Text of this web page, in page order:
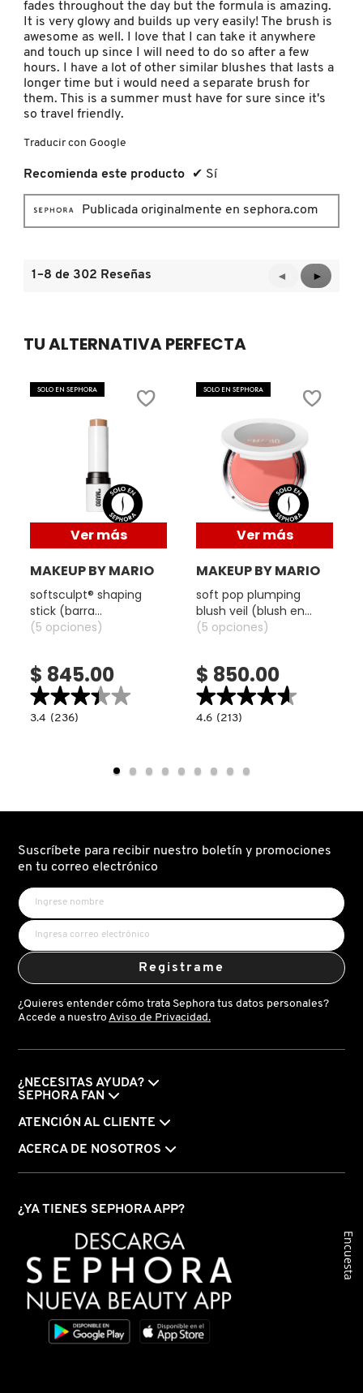
SARELLY
SEPHORA COLLECTION
SEPHORA FAVORITES
THE INKEY LIST
THE ORDINARY
TOCOBO
TOM FORD
TWEEZERMAN
URBAN DECAY
VALENTINO
VERSACE
estrellas.
fades throughout the day but the formula is amazing.
It is very glowy and builds up very easily! The brush is
awesome as well. I love that I can take it anywhere
and touch up since I will need to do so after a few
hours. I have a lot of other similar blushes that lasts a
longer time but i would need a separate brush for
them. This is a summer must have for sure since it's
so travel friendly.
Traducir con Google
Recomienda este producto ✔ Sí
Publicada originalmente en sephora.com
1–8 de 302 Reseñas
Anterior
Reviews
◄
Reviews
►
TU ALTERNATIVA PERFECTA
SOLO EN SEPHORA
Ver más
MAKEUP BY MARIO
softsculpt® shaping
stick (barra
bronceadora y para
(5 opciones)
$ 845.00
★★★★★
★★★★★
3.4
CONTOUR)
3.4 (236)
SOLO EN SEPHORA
Ver más
MAKEUP BY MARIO
soft pop plumping
blush veil (blush en
crema)
(5 opciones)
$ 850.00
★★★★★
★★★★★
4.6
BLUSH
CREMA)
4.6 (213)
Suscríbete para recibir nuestro boletín y promociones
en tu correo electrónico
Registrame
¿Quieres entender cómo trata Sephora tus datos personales?
Accede a nuestro Aviso de Privacidad.
¿NECESITAS AYUDA?
SEPHORA FAN
ATENCIÓN AL CLIENTE
ACERCA DE NOSOTROS
¿YA TIENES SEPHORA APP?
Encuesta